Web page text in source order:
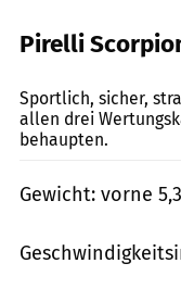
Pirelli
Sportlich, sicher,
allen drei
behaupten.
Gewicht: vorne